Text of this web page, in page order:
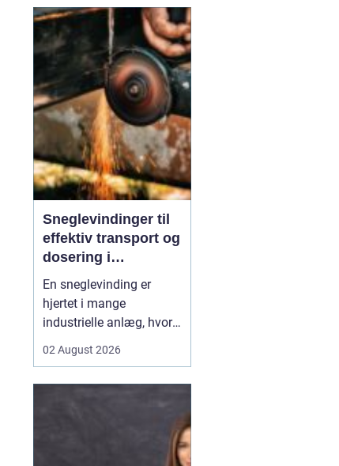
at få bedre overblik over
tid, ressourcer og
kontakt til patienter eller
kun...
Sneglevindinger til
effektiv transport og
dosering i
industrien
En sneglevinding er
hjertet i mange
industrielle anlæg, hvor
doseres eller presses
02 August 2026